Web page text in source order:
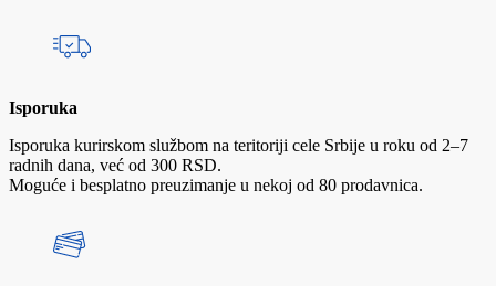
Isporuka
Isporuka kurirskom službom na teritoriji cele Srbije u roku od 2–7
radnih dana, već od 300 RSD.
Moguće i besplatno preuzimanje u nekoj od 80 prodavnica.